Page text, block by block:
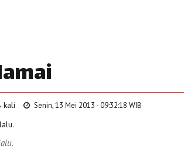
kali Senin, 13 Mei 2013 - 09:32:18 WIB